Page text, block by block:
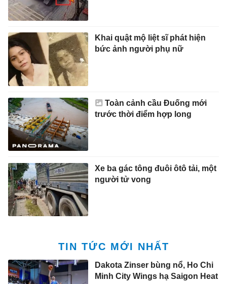
Khai quật mộ liệt sĩ phát hiện
bức ảnh người phụ nữ
Toàn cảnh cầu Đuống mới
trước thời điểm hợp long
Xe ba gác tông đuôi ôtô tải, một
người tử vong
TIN TỨC MỚI NHẤT
Dakota Zinser bùng nổ, Ho Chi
Minh City Wings hạ Saigon Heat